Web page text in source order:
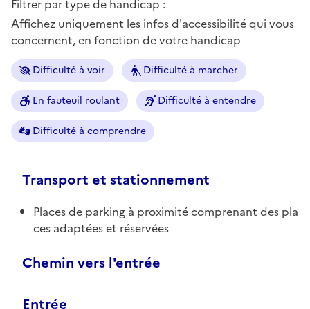
Filtrer par type de handicap :
Affichez uniquement les infos d'accessibilité qui vous
concernent, en fonction de votre handicap
Difficulté à voir Difficulté à marcher
En fauteuil roulant Difficulté à entendre
Difficulté à comprendre
Transport et stationnement
Places de parking à proximité comprenant des pla
ces adaptées et réservées
Chemin vers l'entrée
Entrée